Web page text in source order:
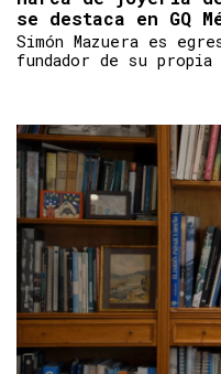
se destaca en GQ
Simón Mazuera es
fundador de su